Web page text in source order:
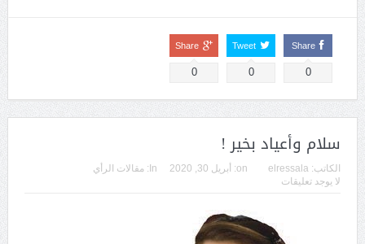
Share
0
Tweet
0
Share
0
سلام وأعياد بخير !
الكاتب: elressala
on: أبريل 30, 2020 In: مقالات الرأي
لا يوجد تعليقات